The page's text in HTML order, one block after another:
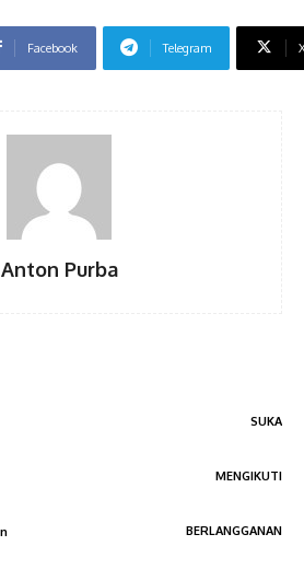
Facebook Telegram
Anton Purba
SUKA
MENGIKUTI
BERLANGGANAN